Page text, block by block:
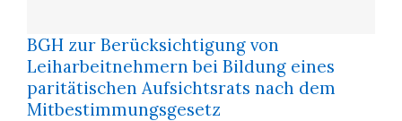
BGH zur Berücksichtigung von
Leiharbeitnehmern bei Bildung eines
paritätischen Aufsichtsrats nach dem
Mitbestimmungsgesetz